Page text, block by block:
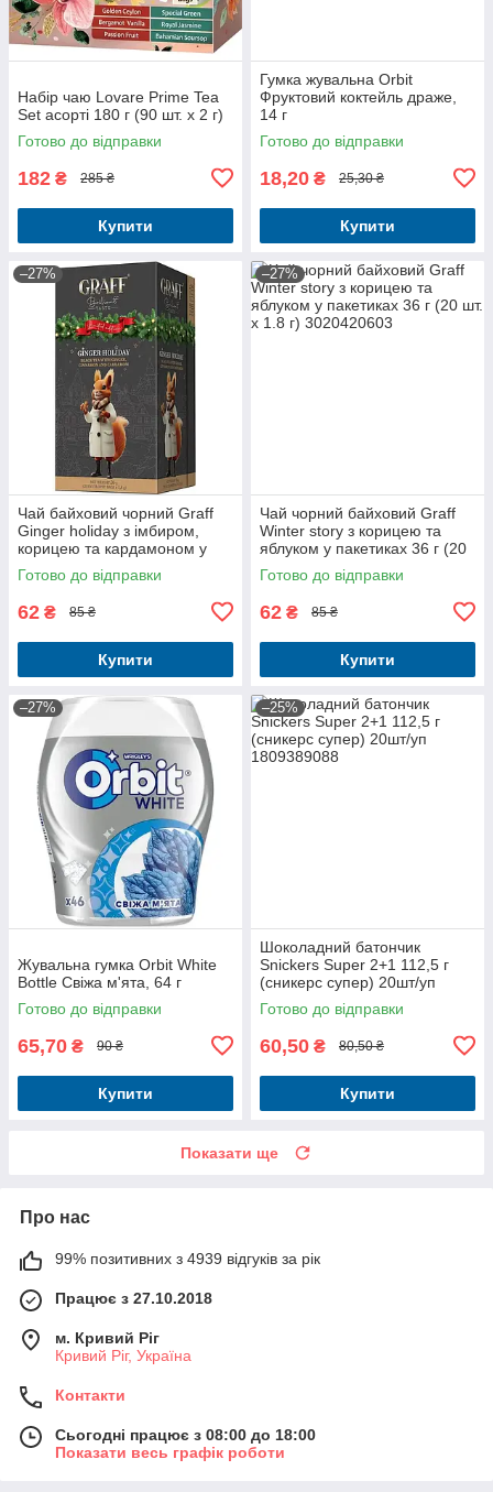
Набір чаю Lovare Prime Tea
Set асорті 180 г (90 шт. х 2 г)
Готово до відправки
182 ₴ 285 ₴
Купити
Гумка жувальна Orbit
Фруктовий коктейль драже,
14 г
Готово до відправки
18,20 ₴ 25,30 ₴
Купити
–27%
Чай байховий чорний Graff
Ginger holiday з імбиром,
корицею та кардамоном у
пакетиках 36 г (20 шт. х 1.8 г)
Готово до відправки
62 ₴ 85 ₴
Купити
–27%
Чай чорний байховий Graff
Winter story з корицею та
яблуком у пакетиках 36 г (20
шт. х 1.8 г)
Готово до відправки
62 ₴ 85 ₴
Купити
–27%
Жувальна гумка Orbit White
Bottle Свіжа м'ята, 64 г
Готово до відправки
65,70 ₴ 90 ₴
Купити
–25%
Шоколадний батончик
Snickers Super 2+1 112,5 г
(сникерс супер) 20шт/уп
Готово до відправки
60,50 ₴ 80,50 ₴
Купити
Показати ще
Про нас
99% позитивних з 4939 відгуків за рік
Працює з 27.10.2018
м. Кривий Ріг
Кривий Ріг, Україна
Контакти
Сьогодні працює з 08:00 до 18:00
Показати весь графік роботи